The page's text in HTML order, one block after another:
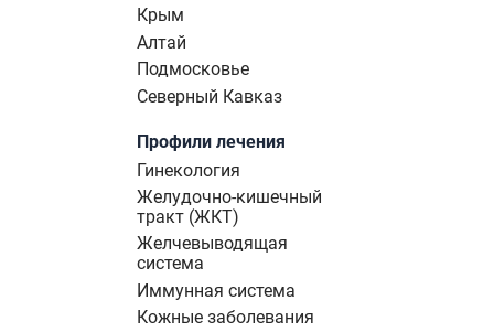
Крым
Алтай
Подмосковье
Северный Кавказ
Профили лечения
Гинекология
Желудочно-кишечный
тракт (ЖКТ)
Желчевыводящая
система
Иммунная система
Кожные заболевания